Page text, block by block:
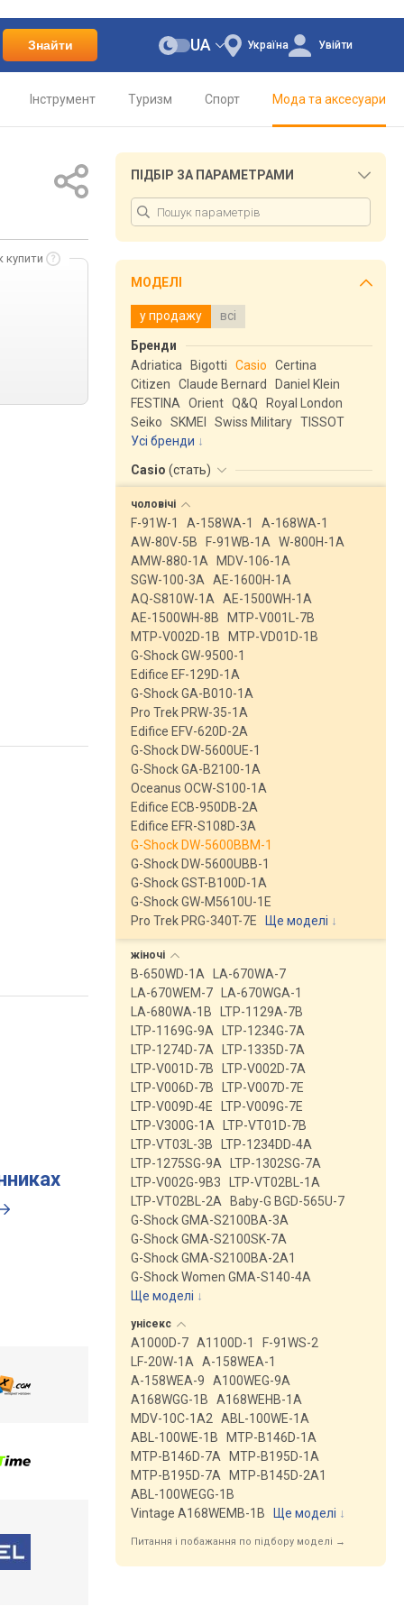
Знайти Україна
UA Увійти
Інструмент Туризм Спорт Мода та аксесуари
купити
ПІДБІР ЗА ПАРАМЕТРАМИ
МОДЕЛІ
у продажу всі
Бренди
Adriatica
Bigotti Casio
Certina
Citizen
Claude Bernard
Daniel Klein
FESTINA
Orient Q&Q
Royal London
Seiko
SKMEI Swiss Military TISSOT
Усі бренди
Casio (стать)
чоловічі
F-91W-1 A-158WA-1
A-168WA-1
AW-80V-5B
F-91WB-1A
W-800H-1A
AMW-880-1A
MDV-106-1A
SGW-100-3A
AE-1600H-1A
AQ-S810W-1A
AE-1500WH-1A
AE-1500WH-8B
MTP-V001L-7B
MTP-V002D-1B
MTP-VD01D-1B
G-Shock GW-9500-1
Edifice EF-129D-1A
G-Shock GA-B010-1A
Pro Trek PRW-35-1A
Edifice EFV-620D-2A
G-Shock DW-5600UE-1
G-Shock GA-B2100-1A
Oceanus OCW-S100-1A
Edifice ECB-950DB-2A
Edifice EFR-S108D-3A
G-Shock DW-5600BBM-1
G-Shock DW-5600UBB-1
G-Shock GST-B100D-1A
G-Shock GW-M5610U-1E
Pro Trek PRG-340T-7E
Ще моделі ↓
жіночі
B-650WD-1A
LA-670WA-7
LA-670WEM-7
LA-670WGA-1
LA-680WA-1B
LTP-1129A-7B
LTP-1169G-9A
LTP-1234G-7A
LTP-1274D-7A
LTP-1335D-7A
LTP-V001D-7B
LTP-V002D-7A
LTP-V006D-7B
LTP-V007D-7E
LTP-V009D-4E
LTP-V009G-7E
LTP-V300G-1A
LTP-VT01D-7B
LTP-VT03L-3B
LTP-1234DD-4A
LTP-1275SG-9A
LTP-1302SG-7A
LTP-V002G-9B3
LTP-VT02BL-1A
LTP-VT02BL-2A
Baby-G BGD-565U-7
G-Shock GMA-S2100BA-3A
G-Shock GMA-S2100SK-7A
G-Shock GMA-S2100BA-2A1
G-Shock Women GMA-S140-4A
Ще моделі ↓
унісекс
A1000D-7 A1100D-1
F-91WS-2
LF-20W-1A
A-158WEA-1
A-158WEA-9
A100WEG-9A
A168WGG-1B
A168WEHB-1A
MDV-10C-1A2
ABL-100WE-1A
ABL-100WE-1B
MTP-B146D-1A
MTP-B146D-7A
MTP-B195D-1A
MTP-B195D-7A
MTP-B145D-2A1
ABL-100WEGG-1B
Vintage A168WEMB-1B
Ще моделі ↓
Питання і побажання по підбору моделі →